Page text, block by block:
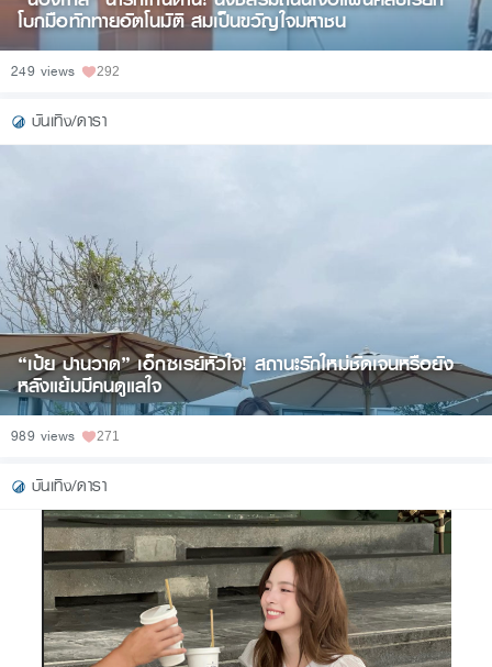
โบกมือทักทายอัตโนมัติ สมเป็นขวัญใจมหาชน
249 views 292
บันเทิง/ดารา
“เป้ย ปานวาด” เอ็กซเรย์หัวใจ! สถานะรักใหม่ชัดเจนหรือยัง
หลังแย้มมีคนดูแลใจ
989 views 271
บันเทิง/ดารา